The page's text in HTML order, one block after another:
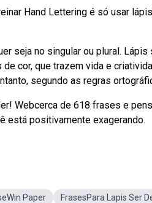
Hand Lettering é só usar
seja no singular ou plural.
cor, que trazem vida e
segundo as regras
Webcerca de 618 frases e
está positivamente exagerando.
Paper FrasesPara Lapis Ser